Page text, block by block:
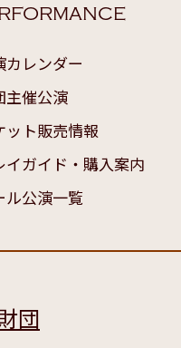
カレンダー
主催公演
ット販売情報
イガイド・購入案内
ル公演一覧
団